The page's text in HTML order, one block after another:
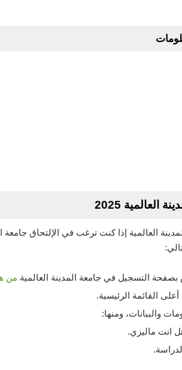
2025
العالمية إذا كنت ترغب في الإلتحاق
التسجيل في جامعة المدينة العالمية من
القائمة الرئيسية.
والبيانات، ومنها:
انت ماليزي.